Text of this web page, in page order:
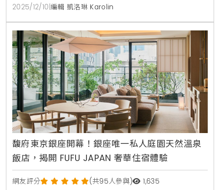
2025/12/10 編輯 凱洛琳 Karolin
馥府東京銀座開幕！銀座唯一私人庭園天然溫泉
飯店，揭開 FUFU JAPAN 奢華住宿體驗
網友評分 (共95人參與) 1,635